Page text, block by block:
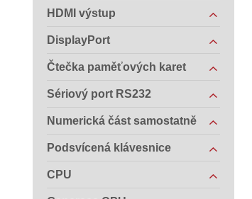
HDMI výstup
DisplayPort
Čtečka paměťových karet
Sériový port RS232
Numerická část samostatně
Podsvícená klávesnice
CPU